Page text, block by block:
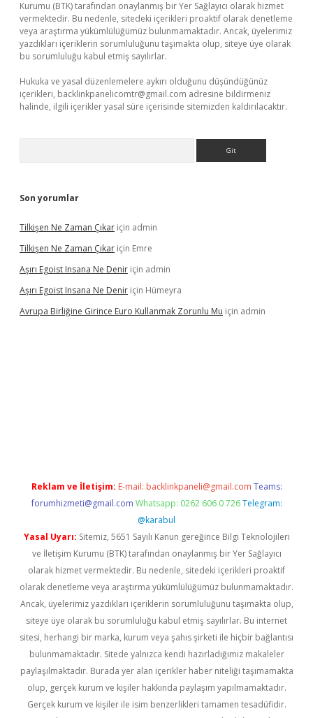
Kurumu (BTK) tarafından onaylanmış bir Yer Sağlayıcı olarak hizmet
vermektedir. Bu nedenle, sitedeki içerikleri proaktif olarak denetleme
veya araştırma yükümlülüğümüz bulunmamaktadır. Ancak, üyelerimiz
yazdıkları içeriklerin sorumluluğunu taşımakta olup, siteye üye olarak
bu sorumluluğu kabul etmiş sayılırlar.
Hukuka ve yasal düzenlemelere aykırı olduğunu düşündüğünüz
içerikleri, backlinkpanelicomtr@gmail.com adresine bildirmeniz
halinde, ilgili içerikler yasal süre içerisinde sitemizden kaldırılacaktır.
Son yorumlar
Tilkişen Ne Zaman Çıkar için admin
Tilkişen Ne Zaman Çıkar için Emre
Aşırı Egoist Insana Ne Denir için admin
Aşırı Egoist Insana Ne Denir için Hümeyra
Avrupa Birliğine Girince Euro Kullanmak Zorunlu Mu için admin
Reklam ve İletişim: E-mail: backlinkpaneli@gmail.com Teams:
forumhizmeti@gmail.com Whatsapp: 0262 606 0 726 Telegram:
@karabul
Yasal Uyarı: Sitemiz, 5651 Sayılı Kanun gereğince Bilgi Teknolojileri
ve İletişim Kurumu (BTK) tarafından onaylanmış bir Yer Sağlayıcı
olarak hizmet vermektedir. Bu nedenle, sitedeki içerikleri proaktif
olarak denetleme veya araştırma yükümlülüğümüz bulunmamaktadır.
Ancak, üyelerimiz yazdıkları içeriklerin sorumluluğunu taşımakta olup,
siteye üye olarak bu sorumluluğu kabul etmiş sayılırlar. Bu internet
sitesi, herhangi bir marka, kurum veya şahıs şirketi ile hiçbir bağlantısı
bulunmamaktadır. Sitede yalnızca kendi hazırladığımız makaleler
paylaşılmaktadır. Burada yer alan içerikler haber niteliği taşımamakta
olup, gerçek kurum ve kişiler hakkında paylaşım yapılmamaktadır.
Gerçek kurum ve kişiler ile isim benzerlikleri tamamen tesadüfidir.